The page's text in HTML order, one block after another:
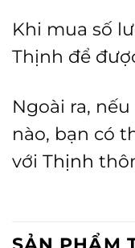
Khi mua số
Thịnh để
Ngoài ra,
nào, bạn có
với Thịnh